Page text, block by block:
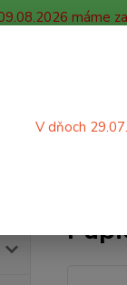
máme
V dňoch